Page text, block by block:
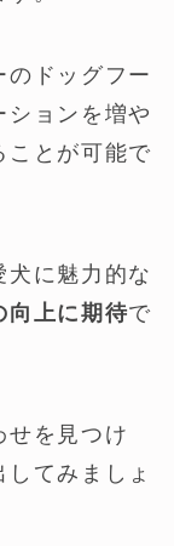
のドッグフー
ションを増や
ことが可能で
犬に魅力的な
向上に期待で
せを見つけ
てみましょ